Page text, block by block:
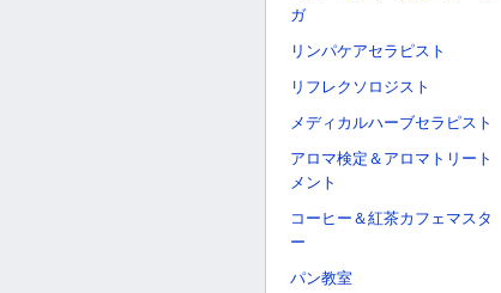
ガ
リンパケアセラピスト
リフレクソロジスト
メディカルハーブセラピスト
アロマ検定＆アロマトリート
メント
コーヒー＆紅茶カフェマスタ
ー
パン教室